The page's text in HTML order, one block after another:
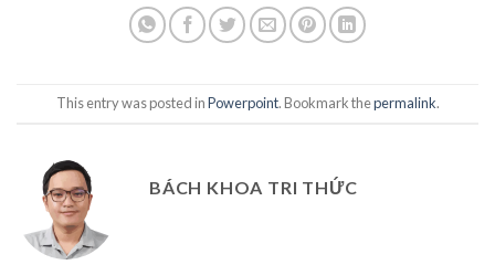
This entry was posted inPowerpoint. Bookmark thepermalink.
BÁCH KHOA TRI THỨC